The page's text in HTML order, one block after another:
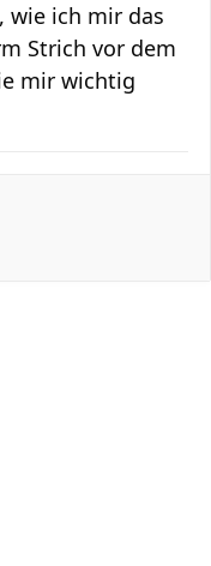
wie ich mir das
Strich vor dem
mir wichtig